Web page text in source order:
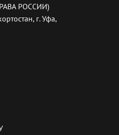
РОССИИ)
г. Уфа,